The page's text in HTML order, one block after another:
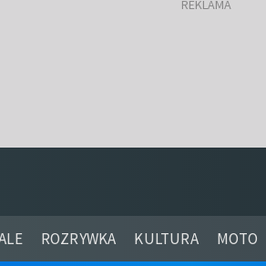
ROZRYWKA KULTURA MOTO